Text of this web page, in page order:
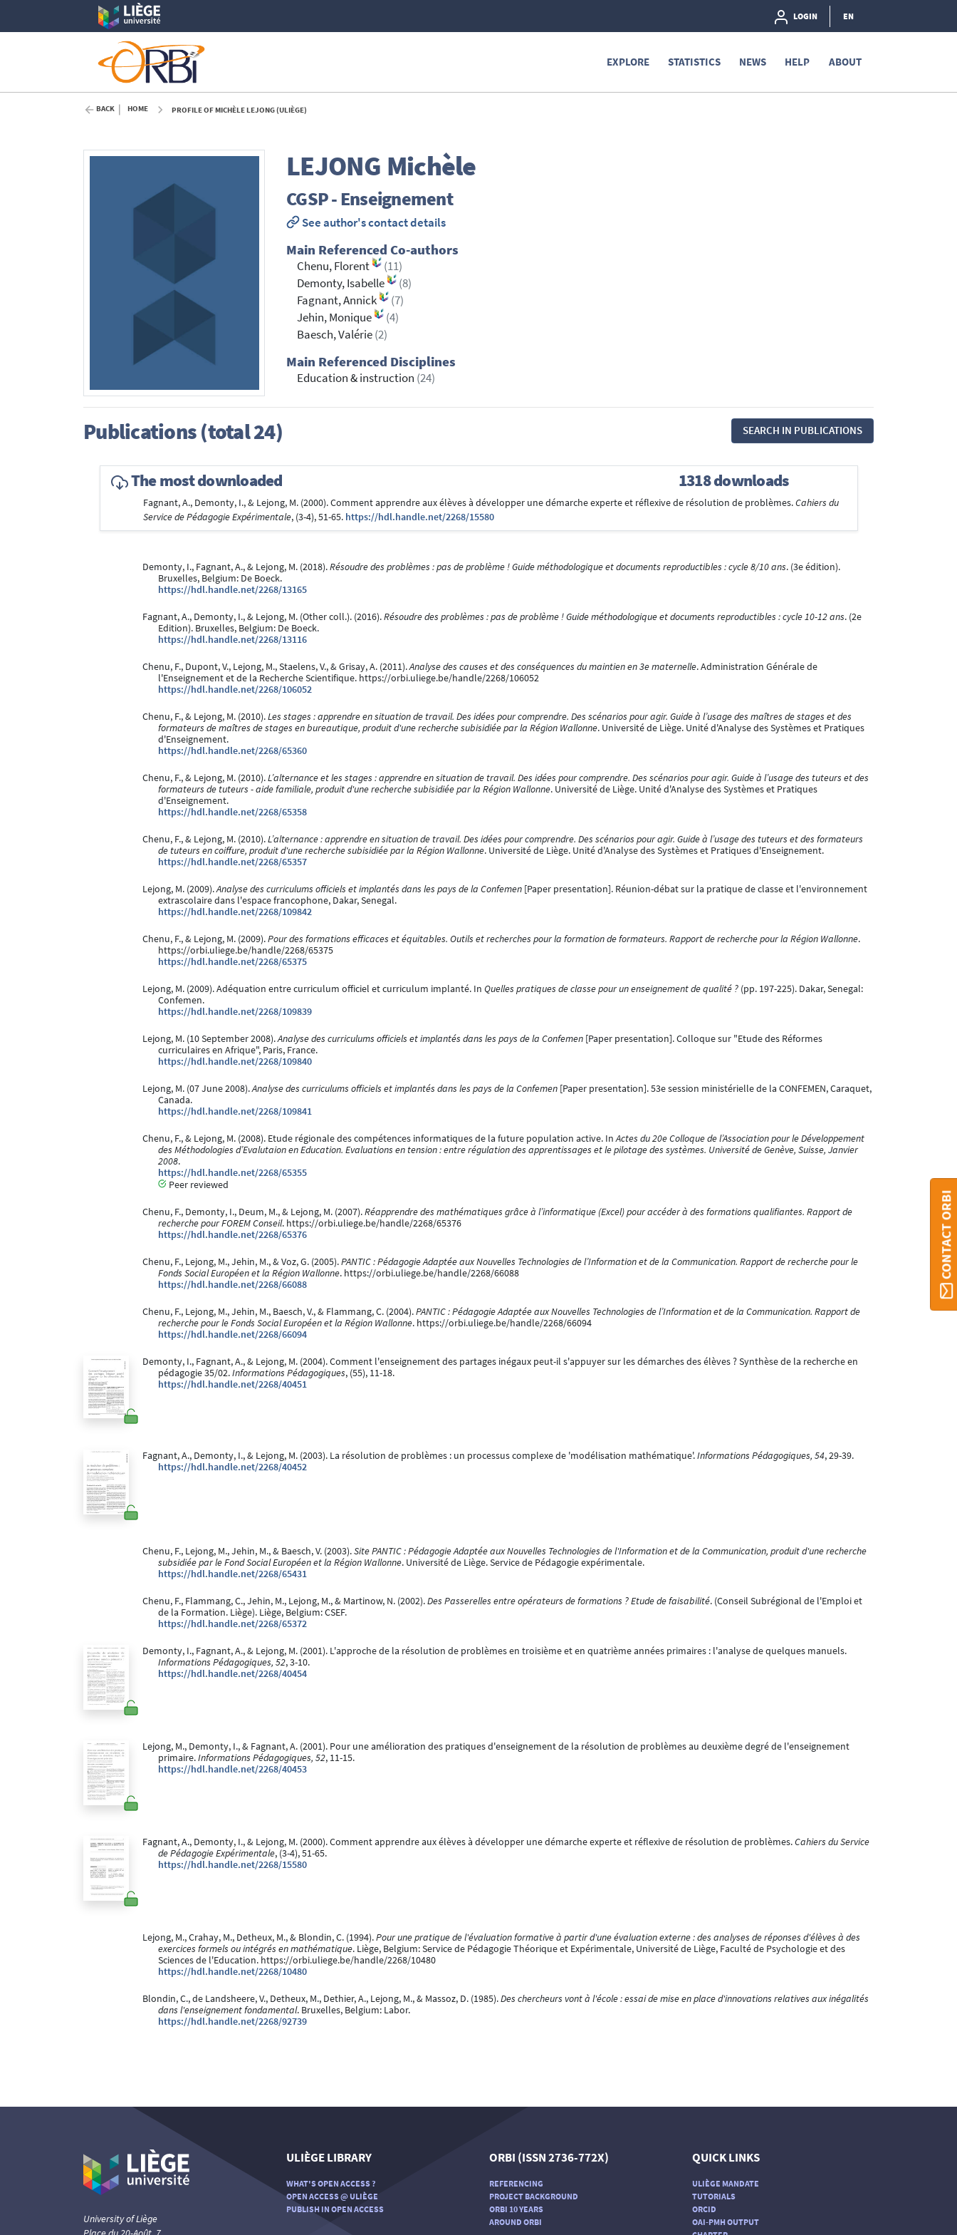
LOGIN EN
EXPLORE STATISTICS NEWS HELP ABOUT
BACK HOME PROFILE OF MICHÈLE LEJONG (ULIÈGE)
LEJONG Michèle
CGSP - Enseignement
See author's contact details
Main Referenced Co-authors
Chenu, Florent
(11)
Demonty, Isabelle
(8)
Fagnant, Annick
(7)
Jehin, Monique
(4)
Baesch, Valérie(2)
Main Referenced Disciplines
Education & instruction (24)
Publications (total 24) SEARCH IN PUBLICATIONS
The most downloaded 1318 downloads
Fagnant, A., Demonty, I., & Lejong, M. (2000). Comment apprendre aux élèves à développer une démarche experte et réflexive de résolution de problèmes.Cahiers du
Service de Pédagogie Expérimentale, (3-4), 51-65. https://hdl.handle.net/2268/15580
Demonty, I., Fagnant, A., & Lejong, M. (2018).Résoudre des problèmes : pas de problème ! Guide méthodologique et documents reproductibles : cycle 8/10 ans. (3e édition).
Bruxelles, Belgium: De Boeck.
https://hdl.handle.net/2268/13165
Fagnant, A., Demonty, I., & Lejong, M. (Other coll.). (2016).Résoudre des problèmes : pas de problème ! Guide méthodologique et documents reproductibles : cycle 10-12 ans. (2e
Edition). Bruxelles, Belgium: De Boeck.
https://hdl.handle.net/2268/13116
Chenu, F., Dupont, V., Lejong, M., Staelens, V., & Grisay, A. (2011).Analyse des causes et des conséquences du maintien en 3e maternelle. Administration Générale de
l'Enseignement et de la Recherche Scientifique. https://orbi.uliege.be/handle/2268/106052
https://hdl.handle.net/2268/106052
Chenu, F., & Lejong, M. (2010).Les stages : apprendre en situation de travail. Des idées pour comprendre. Des scénarios pour agir. Guide à l’usage des maîtres de stages et des
formateurs de maîtres de stages en bureautique, produit d'une recherche subisidiée par la Région Wallonne. Université de Liège. Unité d'Analyse des Systèmes et Pratiques
d'Enseignement.
https://hdl.handle.net/2268/65360
Chenu, F., & Lejong, M. (2010).L’alternance et les stages : apprendre en situation de travail. Des idées pour comprendre. Des scénarios pour agir. Guide à l’usage des tuteurs et des
formateurs de tuteurs - aide familiale, produit d'une recherche subisidiée par la Région Wallonne. Université de Liège. Unité d'Analyse des Systèmes et Pratiques
d'Enseignement.
https://hdl.handle.net/2268/65358
Chenu, F., & Lejong, M. (2010).L’alternance : apprendre en situation de travail. Des idées pour comprendre. Des scénarios pour agir. Guide à l’usage des tuteurs et des formateurs
de tuteurs en coiffure, produit d'une recherche subisidiée par la Région Wallonne. Université de Liège. Unité d'Analyse des Systèmes et Pratiques d'Enseignement.
https://hdl.handle.net/2268/65357
Lejong, M. (2009).Analyse des curriculums officiels et implantés dans les pays de la Confemen[Paper presentation]. Réunion-débat sur la pratique de classe et l'environnement
extrascolaire dans l'espace francophone, Dakar, Senegal.
https://hdl.handle.net/2268/109842
Chenu, F., & Lejong, M. (2009).Pour des formations efficaces et équitables. Outils et recherches pour la formation de formateurs. Rapport de recherche pour la Région Wallonne.
https://orbi.uliege.be/handle/2268/65375
https://hdl.handle.net/2268/65375
Lejong, M. (2009). Adéquation entre curriculum officiel et curriculum implanté. In Quelles pratiques de classe pour un enseignement de qualité ?(pp. 197-225). Dakar, Senegal:
Confemen.
https://hdl.handle.net/2268/109839
Lejong, M. (10 September 2008).Analyse des curriculums officiels et implantés dans les pays de la Confemen[Paper presentation]. Colloque sur "Etude des Réformes
curriculaires en Afrique", Paris, France.
https://hdl.handle.net/2268/109840
Lejong, M. (07 June 2008).Analyse des curriculums officiels et implantés dans les pays de la Confemen[Paper presentation]. 53e session ministérielle de la CONFEMEN, Caraquet,
Canada.
https://hdl.handle.net/2268/109841
Chenu, F., & Lejong, M. (2008). Etude régionale des compétences informatiques de la future population active. InActes du 20e Colloque de l’Association pour le Développement
des Méthodologies d’Evalutaion en Education. Evaluations en tension : entre régulation des apprentissages et le pilotage des systèmes. Université de Genève, Suisse, Janvier
2008.
https://hdl.handle.net/2268/65355
Peer reviewed
Chenu, F., Demonty, I., Deum, M., & Lejong, M. (2007).Réapprendre des mathématiques grâce à l’informatique (Excel) pour accéder à des formations qualifiantes. Rapport de
recherche pour FOREM Conseil. https://orbi.uliege.be/handle/2268/65376
https://hdl.handle.net/2268/65376
Chenu, F., Lejong, M., Jehin, M., & Voz, G. (2005).PANTIC : Pédagogie Adaptée aux Nouvelles Technologies de l’Information et de la Communication. Rapport de recherche pour le
Fonds Social Européen et la Région Wallonne. https://orbi.uliege.be/handle/2268/66088
https://hdl.handle.net/2268/66088
Chenu, F., Lejong, M., Jehin, M., Baesch, V., & Flammang, C. (2004).PANTIC : Pédagogie Adaptée aux Nouvelles Technologies de l’Information et de la Communication. Rapport de
recherche pour le Fonds Social Européen et la Région Wallonne. https://orbi.uliege.be/handle/2268/66094
https://hdl.handle.net/2268/66094
Demonty, I., Fagnant, A., & Lejong, M. (2004). Comment l'enseignement des partages inégaux peut-il s'appuyer sur les démarches des élèves ? Synthèse de la recherche en
pédagogie 35/02.Informations Pédagogiques, (55), 11-18.
https://hdl.handle.net/2268/40451
Fagnant, A., Demonty, I., & Lejong, M. (2003). La résolution de problèmes : un processus complexe de 'modélisation mathématique'.Informations Pédagogiques, 54, 29-39.
https://hdl.handle.net/2268/40452
Chenu, F., Lejong, M., Jehin, M., & Baesch, V. (2003).Site PANTIC : Pédagogie Adaptée aux Nouvelles Technologies de l'Information et de la Communication, produit d'une recherche
subsidiée par le Fond Social Européen et la Région Wallonne. Université de Liège. Service de Pédagogie expérimentale.
https://hdl.handle.net/2268/65431
Chenu, F., Flammang, C., Jehin, M., Lejong, M., & Martinow, N. (2002).Des Passerelles entre opérateurs de formations ? Etude de faisabilité. (Conseil Subrégional de l'Emploi et
de la Formation. Liège). Liège, Belgium: CSEF.
https://hdl.handle.net/2268/65372
Demonty, I., Fagnant, A., & Lejong, M. (2001). L'approche de la résolution de problèmes en troisième et en quatrième années primaires : l'analyse de quelques manuels.
Informations Pédagogiques, 52, 3-10.
https://hdl.handle.net/2268/40454
Lejong, M., Demonty, I., & Fagnant, A. (2001). Pour une amélioration des pratiques d'enseignement de la résolution de problèmes au deuxième degré de l'enseignement
primaire.Informations Pédagogiques, 52, 11-15.
https://hdl.handle.net/2268/40453
Fagnant, A., Demonty, I., & Lejong, M. (2000). Comment apprendre aux élèves à développer une démarche experte et réflexive de résolution de problèmes.Cahiers du Service
de Pédagogie Expérimentale, (3-4), 51-65.
https://hdl.handle.net/2268/15580
Lejong, M., Crahay, M., Detheux, M., & Blondin, C. (1994).Pour une pratique de l'évaluation formative à partir d'une évaluation externe : des analyses de réponses d'élèves à des
exercices formels ou intégrés en mathématique. Liège, Belgium: Service de Pédagogie Théorique et Expérimentale, Université de Liège, Faculté de Psychologie et des
Sciences de l'Education. https://orbi.uliege.be/handle/2268/10480
https://hdl.handle.net/2268/10480
Blondin, C., de Landsheere, V., Detheux, M., Dethier, A., Lejong, M., & Massoz, D. (1985).Des chercheurs vont à l'école : essai de mise en place d'innovations relatives aux inégalités
dans l'enseignement fondamental. Bruxelles, Belgium: Labor.
https://hdl.handle.net/2268/92739
CONTACT ORBI
University of Liège
ULIÈGE LIBRARY
WHAT'S OPEN ACCESS ?
OPEN ACCESS @ ULIÈGE
PUBLISH IN OPEN ACCESS
ORBI (ISSN 2736-772X)
REFERENCING
PROJECT BACKGROUND
ORBI 10 YEARS
AROUND ORBI
QUICK LINKS
ULIÈGE MANDATE
TUTORIALS
ORCID
OAI-PMH OUTPUT